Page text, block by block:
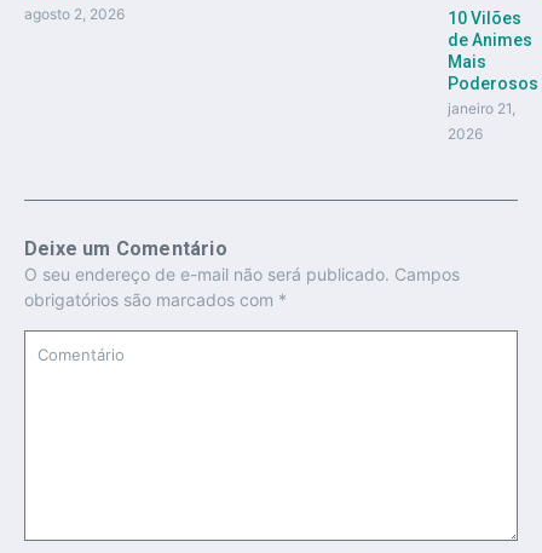
agosto 2, 2026
10 Vilões
de Animes
Mais
Poderosos
janeiro 21,
2026
Deixe um Comentário
O seu endereço de e-mail não será publicado. Campos
obrigatórios são marcados com *